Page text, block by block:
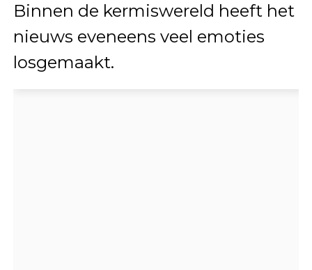
Binnen de kermiswereld heeft het
nieuws eveneens veel emoties
losgemaakt.